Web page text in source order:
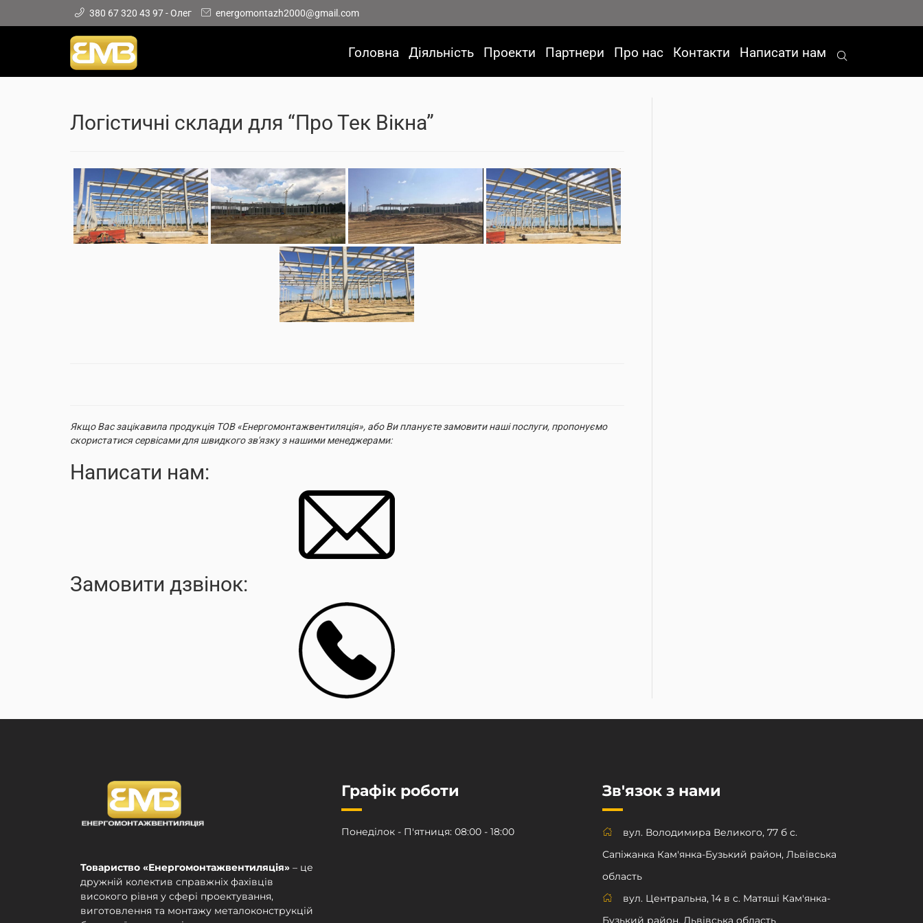
380 67 320 43 97 - Олег energomontazh2000@gmail.com
Написати нам
Контакти
Про нас
Партнери
Проекти
Діяльність
Головна
Логістичні склади для “Про Тек Вікна”
Якщо Вас зацікавила продукція ТОВ «Енергомонтажвентиляція», або Ви плануєте замовити наші послуги, пропонуємо
скористатися сервісами для швидкого зв'язку з нашими менеджерами:
Написати нам:
Замовити дзвінок:
Товариство «Енергомонтажвентиляція» – це
дружній колектив справжніх фахівців
високого рівня у сфері проектування,
виготовлення та монтажу металоконструкцій
Графік роботи
Понеділок - П'ятниця: 08:00 - 18:00
Зв'язок з нами
вул. Володимира Великого, 77 б с.
Сапіжанка Кам'янка-Бузький район, Львівська
область
вул. Центральна, 14 в с. Матяші Кам'янка-
Бузький район, Львівська область